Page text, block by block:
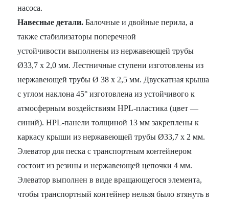
насоса.
Навесные детали.Балочные и двойные перила, а
также стабилизаторы поперечной
устойчивости выполнены из нержавеющей трубы
Ø33,7 x 2,0 мм. Лестничные ступени изготовлены из
нержавеющей трубы Ø 38 x 2,5 мм. Двускатная крыша
с углом наклона 45° изготовлена из устойчивого к
атмосферным воздействиям HPL-пластика (цвет —
синий). HPL-панели толщиной 13 мм закреплены к
каркасу крыши из нержавеющей трубы Ø33,7 x 2 мм.
Элеватор для песка с транспортным контейнером
состоит из резины и нержавеющей цепочки 4 мм.
Элеватор выполнен в виде вращающегося элемента,
чтобы транспортный контейнер нельзя было втянуть в